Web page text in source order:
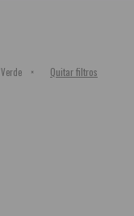
Verde Quitar filtros